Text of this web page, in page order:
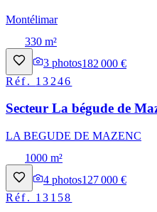
Montélimar
330 m²
3 photos182 000 €
Réf. 13246
Secteur La bégude de
LA BEGUDE DE MAZENC
1000 m²
4 photos127 000 €
Réf. 13158